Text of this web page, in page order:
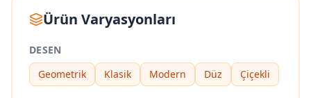
Ürün Varyasyonları
DESEN
Geometrik
Klasik Modern Düz Çiçekli